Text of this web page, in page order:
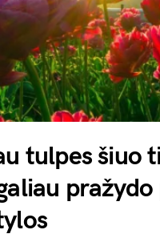
tulpes šiuo